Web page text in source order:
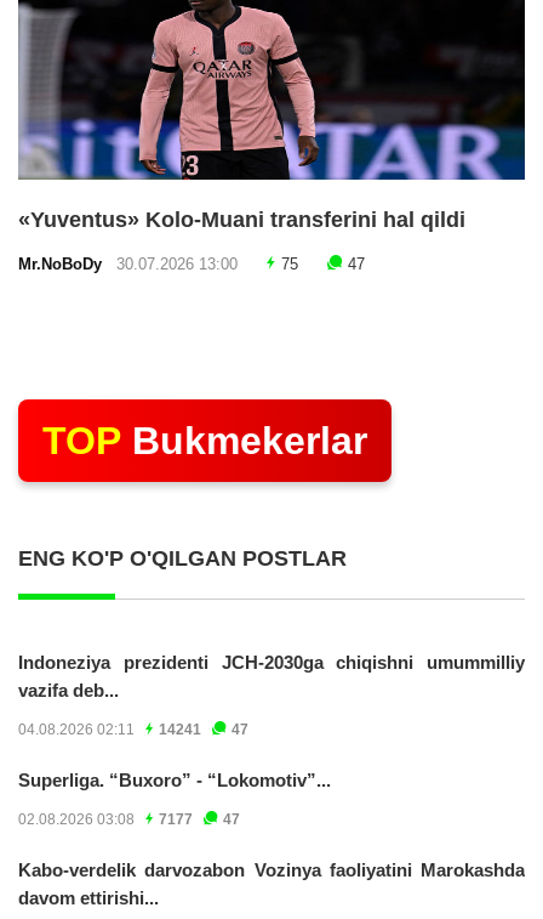
«Yuventus» Kolo-Muani transferini hal qildi
Mr.NoBoDy 30.07.2026 13:00 75 47
TOP Bukmekerlar
ENG KO'P O'QILGAN POSTLAR
Indoneziya prezidenti JCH-2030ga chiqishni umummilliy
vazifa deb...
04.08.2026 02:11 14241 47
Superliga. “Buxoro” - “Lokomotiv”...
02.08.2026 03:08 7177 47
Kabo-verdelik darvozabon Vozinya faoliyatini Marokashda
davom ettirishi...